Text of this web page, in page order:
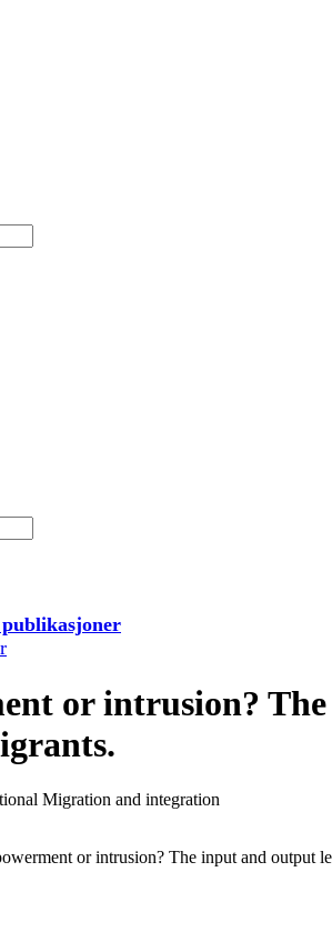
or intrusion?
Migration and integration
or intrusion? The input and output